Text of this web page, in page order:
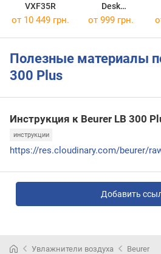
VXF35R
Desk
Humidifier
от 10 449 грн. от 999 грн.
Полезные материалы
300 Plus
Инструкция к Beurer LB 300
инструкции
Добавить
Увлажнители воздуха Beurer